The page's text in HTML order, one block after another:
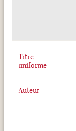
Titre
uniforme
Auteur